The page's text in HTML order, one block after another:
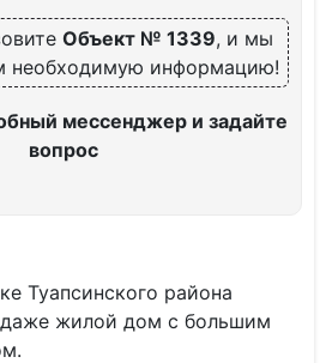
Объект № 1339, и мы
необходимую информацию!
мессенджер и задайте
вопрос
Туапсинского района
жилой дом с большим